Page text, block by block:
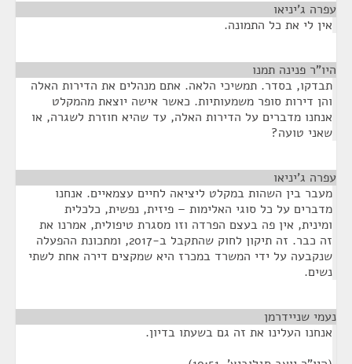
עפרה ג'יניאו
אין לי את כל התמונה.
היו"ר פנינה תמנו
תבדקו, בסדר. תמשיכי הלאה. אתם מנהלים את הדירות האלה
והן דירות סופר משמעותיות. כאשר אישה יוצאת מהמקלט
אנחנו מדברים על הדירות האלה, עד שהיא חוזרת לשגרה, או
שאני טועה?
עפרה ג'יניאו
מעבר בין השהות במקלט ליציאה לחיים עצמאיים. אנחנו
מדברים על כל סוגי האלימות – פיזית, נפשית, כלכלית
ומינית, אין פה בעצם הפרדה וזו מסגרת טיפולית, אמרנו את
זה כבר. זה תיקון לחוק שהתקבל ב-2017, ומתכונת ההפעלה
שנקבעה על ידי המשרד במכרז היא שמקצים דירה אחת לשתי
נשים.
נעמי שניידרמן
אנחנו העלינו את זה גם בשעתו בדיון.